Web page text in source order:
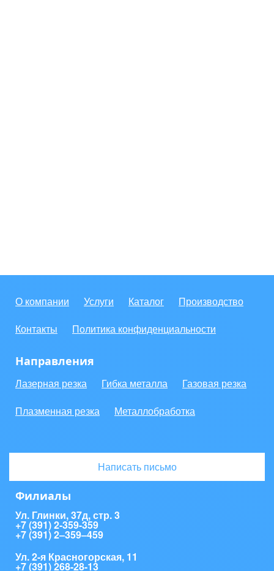
О компании Услуги Каталог
Производство
Контакты
Политика конфиденциальности
Направления
Лазерная резка Гибка металла
Газовая резка
Плазменная резка
Металлобработка
Написать письмо
Филиалы
Ул. Глинки, 37д, стр. 3
+7 (391) 2-359-359
+7 (391) 2‒359‒459
Ул. 2-я Красногорская, 11
+7 (391) 268-28-13